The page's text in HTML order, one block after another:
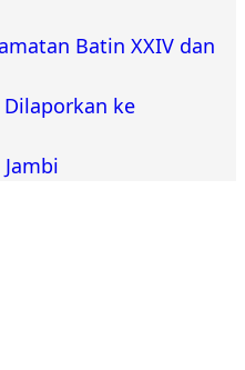
Batin XXIV dan
Dilaporkan ke